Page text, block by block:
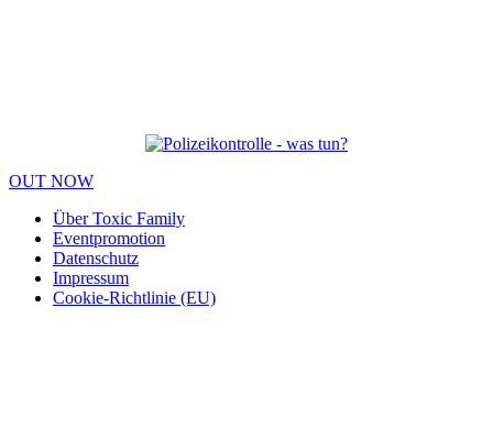
OUT NOW
Über Toxic Family
Eventpromotion
Datenschutz
Impressum
Cookie-Richtlinie (EU)